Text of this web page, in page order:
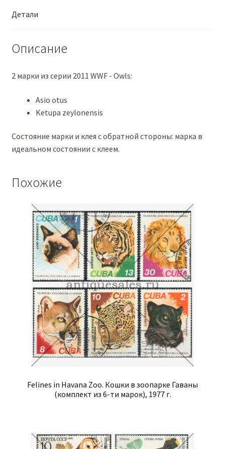
Детали
Описание
2 марки из серии 2011 WWF - Owls:
Asio otus
Ketupa zeylonensis
Состояние марки и клея с обратной стороны: марка в
идеальном состоянии с клеем.
Похожие
Felines in Havana Zoo. Кошки в зоопарке Гаваны
(комплект из 6-ти марок), 1977 г.